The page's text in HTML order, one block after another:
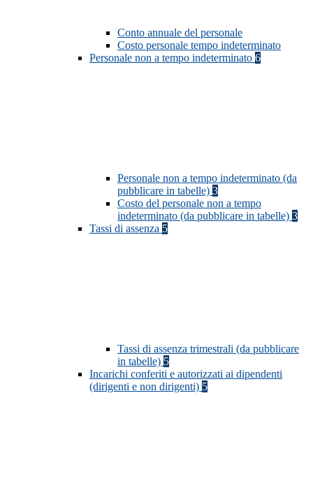
Conto annuale del personale
Costo personale tempo indeterminato
Personale non a tempo indeterminato 6
Personale non a tempo indeterminato (da
pubblicare in tabelle) 3
Costo del personale non a tempo
indeterminato (da pubblicare in tabelle) 3
Tassi di assenza 5
Tassi di assenza trimestrali (da pubblicare
in tabelle) 5
Incarichi conferiti e autorizzati ai dipendenti
(dirigenti e non dirigenti) 5